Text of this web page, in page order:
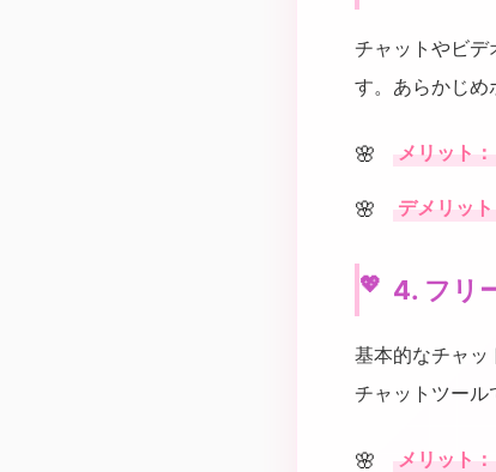
チャットやビデ
す。あらかじめ
メリット：
デメリッ
4. フリ
基本的なチャッ
チャットツール
メリット：